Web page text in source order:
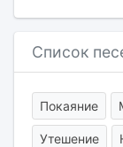
Список
Покаяние
Утешение